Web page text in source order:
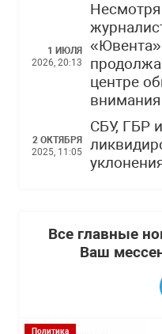
1 ИЮЛЯ
2026, 20:13
центре
внимания
2 ОКТЯБРЯ
2025, 11:05
СБУ, ГБР
Все главные
Ваш
Политика